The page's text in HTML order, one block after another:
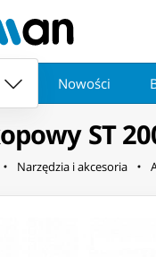
Nowości
ST
Narzędzia i akcesoria